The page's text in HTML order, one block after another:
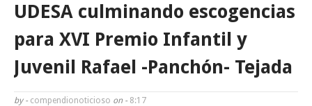
UDESA culminando escogencias
para XVI Premio Infantil y
Juvenil Rafael -Panchón- Tejada
by - compendionoticioso on - 8:17